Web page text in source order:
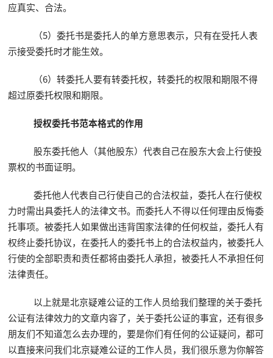
应真实、合法。
（5）委托书是委托人的单方意思表示，只有在受托人表
示接受委托时才能生效。
（6）转委托人要有转委托权，转委托的权限和期限不得
超过原委托权限和期限。
授权委托书范本格式的作用
股东委托他人（其他股东）代表自己在股东大会上行使投
票权的书面证明。
委托他人代表自己行使自己的合法权益，委托人在行使权
力时需出具委托人的法律文书。而委托人不得以任何理由反悔委
托事项。被委托人如果做出违背国家法律的任何权益，委托人有
权终止委托协议，在委托人的委托书上的合法权益内，被委托人
行使的全部职责和责任都将由委托人承担，被委托人不承担任何
法律责任。
以上就是北京疑难公证的工作人员给我们整理的关于委托
公证有法律效力的文章内容了，关于委托公证的事宜，还有很多
朋友们不知道怎么去办理的，要是你们有任何的公证疑问，都可
以直接来问我们北京疑难公证的工作人员，我们很乐意为你解答